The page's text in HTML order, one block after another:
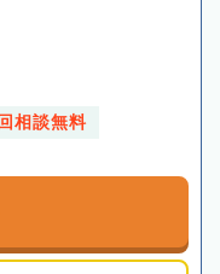
相談無料